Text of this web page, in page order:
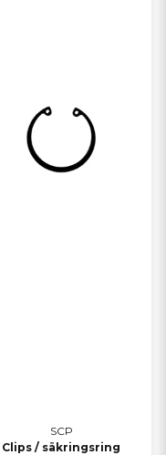
SCP
Clips / säkringsring